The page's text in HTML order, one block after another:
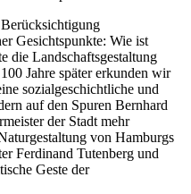
Gesichtspunkte: Wie ist
die Landschaftsgestaltung
Jahre später erkunden wir
sozialgeschichtliche und
auf den Spuren Bernhard
der Stadt mehr
von Hamburgs
Ferdinand Tutenberg und
Geste der